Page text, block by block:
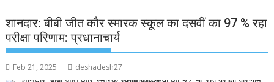
शानदार: बीबी जीत कौर स्मारक स्कूल का दसवीं का 97 % रहा
परीक्षा परिणाम: प्रधानाचार्य
Feb 21, 2025 deshadesh27